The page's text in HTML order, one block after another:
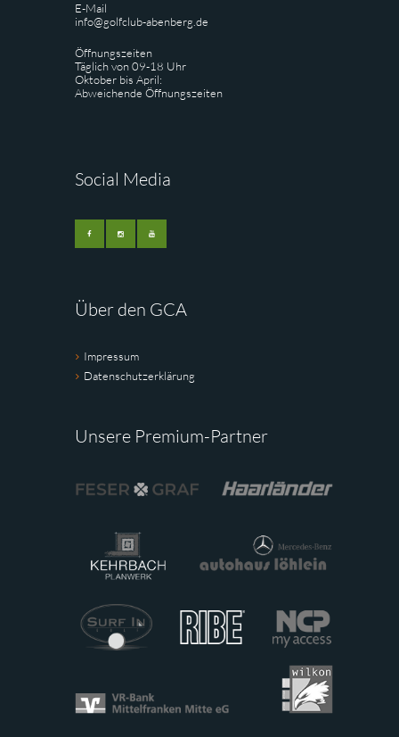
E-Mail
info@golfclub-abenberg.de
Öffnungszeiten
Täglich von 09-18 Uhr
Oktober bis April:
Abweichende Öffnungszeiten
Social Media
Über den GCA
Impressum
Datenschutzerklärung
Unsere Premium-Partner